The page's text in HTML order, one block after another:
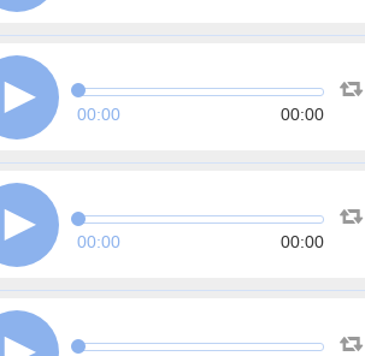
00:00 00:00
00:00 00:00